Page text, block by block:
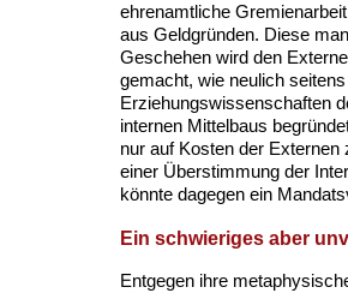
ehrenamtliche
aus Geldgründen. Diese
Geschehen wird den
gemacht, wie neulich
Erziehungswissenschaften
internen Mittelbaus
nur auf Kosten der
einer Überstimmung der
könnte dagegen ein
Ein schwieriges aber
Entgegen ihre